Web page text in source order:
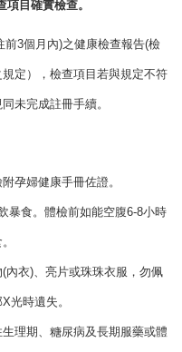
項目確實檢查。
3個月內)之健康檢查報告(檢
定），檢查項目若與規定不符
未完成註冊手續。
孕婦健康手冊佐證。
暴食。體檢前如能空腹6-8小時
內衣)、亮片或珠珠衣服，勿佩
光時遺失。
理期、糖尿病及長期服藥或體